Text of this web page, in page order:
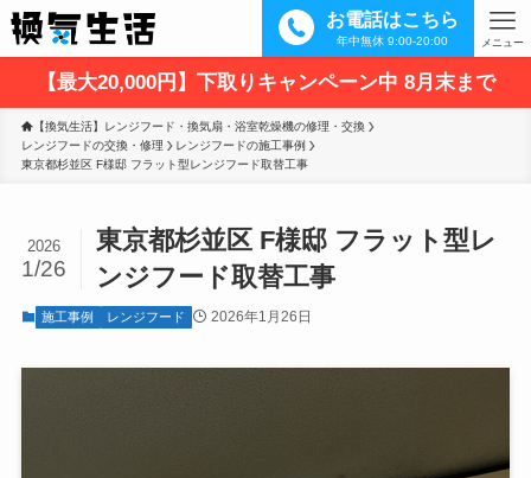
お電話はこちら
年中無休 9:00-20:00 メニュー
【最大20,000円】下取りキャンペーン中 8月末まで
【換気生活】レンジフード・換気扇・浴室乾燥機の修理・交換
レンジフードの交換・修理
レンジフードの施工事例
東京都杉並区 F様邸 フラット型レンジフード取替工事
東京都杉並区 F様邸 フラット型レ
ンジフード取替工事
2026
1/26
施工事例 レンジフード 2026年1月26日